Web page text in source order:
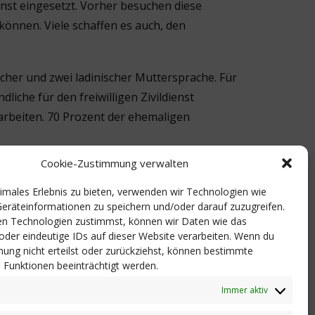
Cookie-Zustimmung verwalten
Erlebnis zu bieten, verwenden wir Technologien wie
zu speichern und/oder darauf zuzugreifen.
Technologien zustimmst, können wir Daten wie das
eindeutige IDs auf dieser Website verarbeiten. Wenn du
nicht erteilst oder zurückziehst, können bestimmte
beeinträchtigt werden.
Immer aktiv
eingesetzt. Vorher besuchen diese
Viele schaffen es auch, den
und zwei ladinischer Muttersprache. Für
für den freiwilligen Zivildienst
70 Prozent der ehemaligen
Wertschätzung für den geleisteten
vielen Anfragen der Jugendlichen
für den nationalen
d’Identità Digitale“) zugänglich ist. Genaue